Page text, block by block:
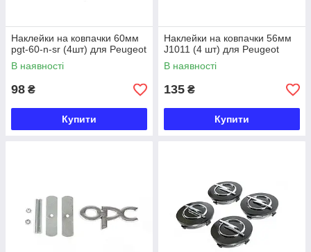
Наклейки на ковпачки 60мм
pgt-60-n-sr (4шт) для Peugeot
В наявності
98 ₴
Купити
Наклейки на ковпачки 56мм
J1011 (4 шт) для Peugeot
В наявності
135 ₴
Купити